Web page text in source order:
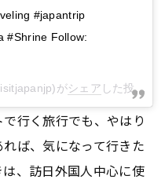
#japantrip
#Shrine Follow:
がシェア した投稿 -
行く旅行でも、やはり
ば、気になって行きた
、訪日外国人中心に使